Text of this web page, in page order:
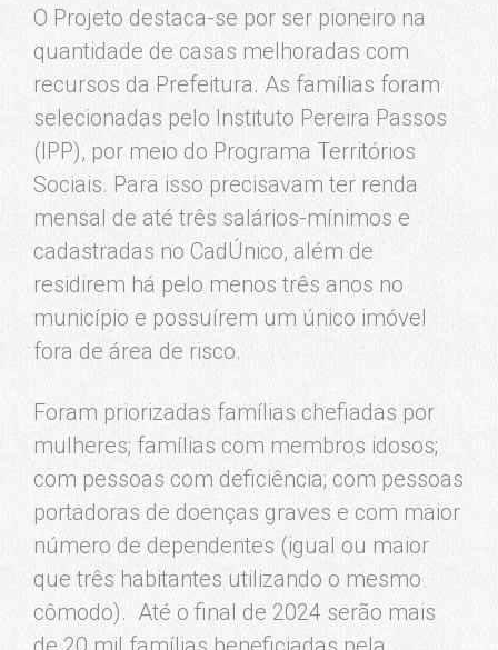
O Projeto destaca-se por ser pioneiro na
quantidade de casas melhoradas com
recursos da Prefeitura. As famílias foram
selecionadas pelo Instituto Pereira Passos
(IPP), por meio do Programa Territórios
Sociais. Para isso precisavam ter renda
mensal de até três salários-mínimos e
cadastradas no CadÚnico, além de
residirem há pelo menos três anos no
município e possuírem um único imóvel
fora de área de risco.
Foram priorizadas famílias chefiadas por
mulheres; famílias com membros idosos;
com pessoas com deficiência; com pessoas
portadoras de doenças graves e com maior
número de dependentes (igual ou maior
que três habitantes utilizando o mesmo
cômodo). Até o final de 2024 serão mais